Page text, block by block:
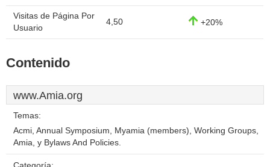
Visitas de Página Por
Usuario
4,50 +20%
Contenido
www.Amia.org
Temas:
Acmi, Annual Symposium, Myamia (members), Working Groups,
Amia, y Bylaws And Policies.